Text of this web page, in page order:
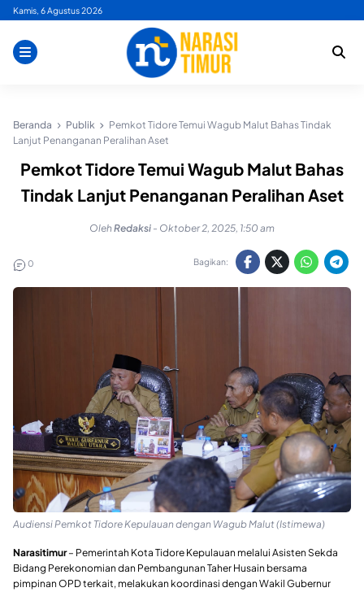
Skip
content
Kamis, 6 Agustus 2026
Beranda Publik
Pemkot Tidore Temui Wagub Malut Bahas Tindak
Lanjut Penanganan Peralihan Aset
Pemkot Tidore Temui Wagub Malut Bahas
Tindak Lanjut Penanganan Peralihan Aset
OlehRedaksi - Oktober 2, 2025, 1:50 am
0 Bagikan:
Audiensi Pemkot Tidore Kepulauan dengan Wagub Malut (Istimewa)
Narasitimur– Pemerintah Kota Tidore Kepulauan melalui Asisten Sekda
Bidang Perekonomian dan Pembangunan Taher Husain bersama
pimpinan OPD terkait, melakukan koordinasi dengan Wakil Gubernur